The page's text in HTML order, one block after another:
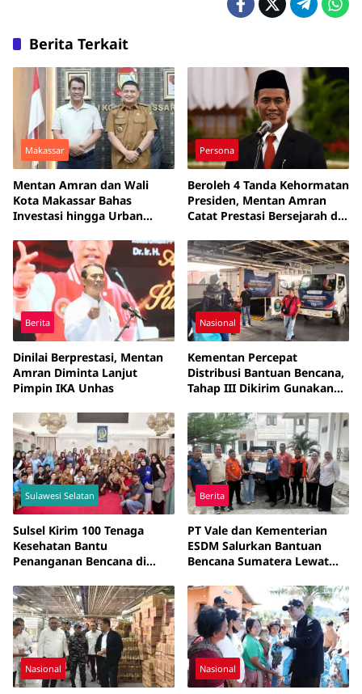
Berita Terkait
Makassar
Mentan Amran dan Wali
Kota Makassar Bahas
Investasi hingga Urban
Persona
Beroleh 4 Tanda Kehormatan
Presiden, Mentan Amran
Catat Prestasi Bersejarah di
Berita
Dinilai Berprestasi, Mentan
Amran Diminta Lanjut
Pimpin IKA Unhas
Nasional
Kementan Percepat
Distribusi Bantuan Bencana,
Tahap III Dikirim Gunakan
Sulawesi Selatan
Sulsel Kirim 100 Tenaga
Kesehatan Bantu
Penanganan Bencana di
Berita
PT Vale dan Kementerian
ESDM Salurkan Bantuan
Bencana Sumatera Lewat
Bencana”
Nasional Nasional